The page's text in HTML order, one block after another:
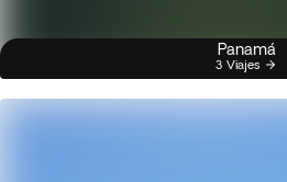
Panamá
3 Viajes